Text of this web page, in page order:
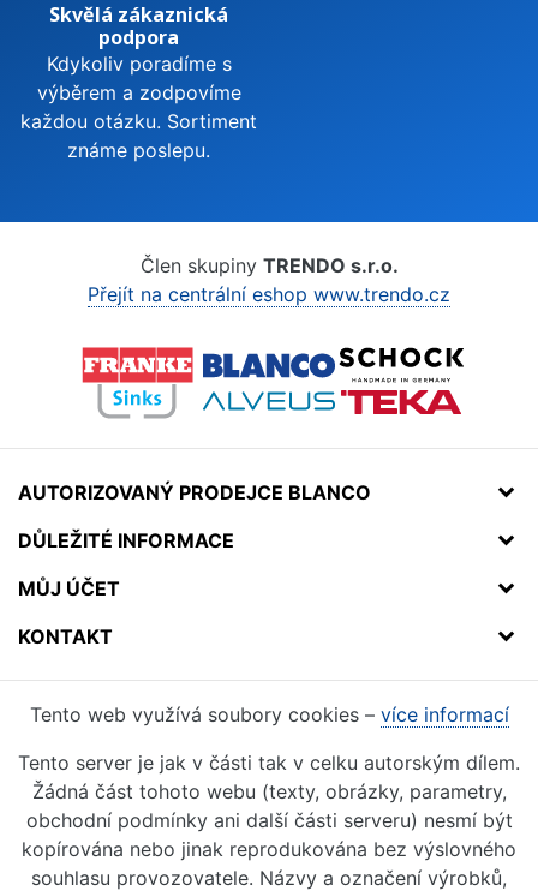
Skvělá zákaznická
podpora
Kdykoliv poradíme s
výběrem a zodpovíme
každou otázku. Sortiment
známe poslepu.
Člen skupiny TRENDO s.r.o.
Přejít na centrální eshop www.trendo.cz
AUTORIZOVANÝ PRODEJCE BLANCO
DŮLEŽITÉ INFORMACE
MŮJ ÚČET
KONTAKT
Tento web využívá soubory cookies – více informací
Tento server je jak v části tak v celku autorským dílem.
Žádná část tohoto webu (texty, obrázky, parametry,
obchodní podmínky ani další části serveru) nesmí být
kopírována nebo jinak reprodukována bez výslovného
souhlasu provozovatele. Názvy a označení výrobků,